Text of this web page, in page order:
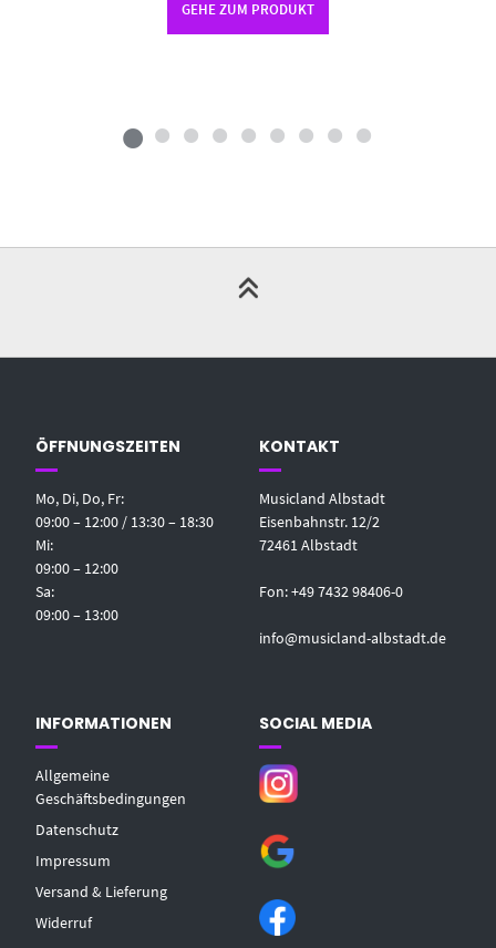
GEHE ZUM PRODUKT
ÖFFNUNGSZEITEN
Mo, Di, Do, Fr:
09:00 – 12:00 / 13:30 – 18:30
Mi:
09:00 – 12:00
Sa:
09:00 – 13:00
KONTAKT
Musicland Albstadt
Eisenbahnstr. 12/2
72461 Albstadt
Fon: +49 7432 98406-0
info@musicland-albstadt.de
INFORMATIONEN
Allgemeine
Geschäftsbedingungen
Datenschutz
Impressum
Versand & Lieferung
Widerruf
SOCIAL MEDIA